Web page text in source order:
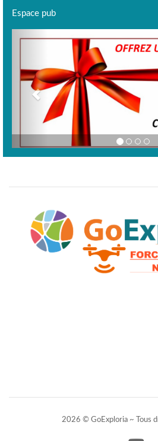
Espace pub
2026 © GoExploria ~ Tous